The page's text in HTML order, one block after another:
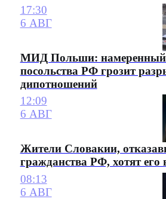
17:30
6 АВГ
МИД Польши: намеренный
посольства РФ грозит
дипотношений
12:09
6 АВГ
Жители Словакии,
гражданства РФ, хотят его
08:13
6 АВГ